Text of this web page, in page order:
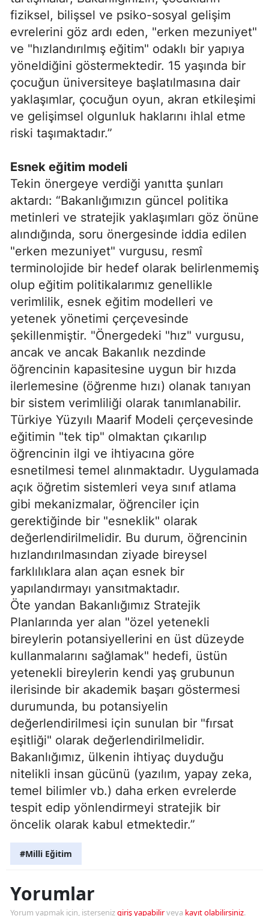
fiziksel, bilişsel ve psiko-sosyal gelişim
evrelerini göz ardı eden, "erken mezuniyet"
ve "hızlandırılmış eğitim" odaklı bir yapıya
yöneldiğini göstermektedir. 15 yaşında bir
çocuğun üniversiteye başlatılmasına dair
yaklaşımlar, çocuğun oyun, akran etkileşimi
ve gelişimsel olgunluk haklarını ihlal etme
riski taşımaktadır.”
Esnek eğitim modeli
Tekin önergeye verdiği yanıtta şunları
aktardı: “Bakanlığımızın güncel politika
metinleri ve stratejik yaklaşımları göz önüne
alındığında, soru önergesinde iddia edilen
"erken mezuniyet" vurgusu, resmî
terminolojide bir hedef olarak belirlenmemiş
olup eğitim politikalarımız genellikle
verimlilik, esnek eğitim modelleri ve
yetenek yönetimi çerçevesinde
şekillenmiştir. "Önergedeki "hız" vurgusu,
ancak ve ancak Bakanlık nezdinde
öğrencinin kapasitesine uygun bir hızda
ilerlemesine (öğrenme hızı) olanak tanıyan
bir sistem verimliliği olarak tanımlanabilir.
Türkiye Yüzyılı Maarif Modeli çerçevesinde
eğitimin "tek tip" olmaktan çıkarılıp
öğrencinin ilgi ve ihtiyacına göre
esnetilmesi temel alınmaktadır. Uygulamada
açık öğretim sistemleri veya sınıf atlama
gibi mekanizmalar, öğrenciler için
gerektiğinde bir "esneklik" olarak
değerlendirilmelidir. Bu durum, öğrencinin
hızlandırılmasından ziyade bireysel
farklılıklara alan açan esnek bir
yapılandırmayı yansıtmaktadır.
Öte yandan Bakanlığımız Stratejik
Planlarında yer alan "özel yetenekli
bireylerin potansiyellerini en üst düzeyde
kullanmalarını sağlamak" hedefi, üstün
yetenekli bireylerin kendi yaş grubunun
ilerisinde bir akademik başarı göstermesi
durumunda, bu potansiyelin
değerlendirilmesi için sunulan bir "fırsat
eşitliği" olarak değerlendirilmelidir.
Bakanlığımız, ülkenin ihtiyaç duyduğu
nitelikli insan gücünü (yazılım, yapay zeka,
temel bilimler vb.) daha erken evrelerde
tespit edip yönlendirmeyi stratejik bir
öncelik olarak kabul etmektedir.”
#Milli Eğitim
Yorumlar
Yorum yapmak için, istersenizgiriş yapabilirveya kayıt olabilirsiniz.